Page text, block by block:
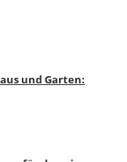
und Garten: